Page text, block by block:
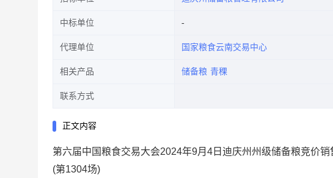
中标单位
代理单位 国家粮食云南交易中心
相关产品 储备粮 青稞
联系方式
正文内容
第六届中国粮食交易大会2024年9月4日迪庆州州级储备粮竞价销
(第1304场)